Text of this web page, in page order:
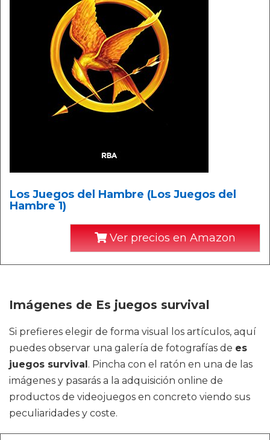
Los Juegos del Hambre (Los Juegos del
Hambre 1)
Ver precios en Amazon
Imágenes de Es juegos survival
Si prefieres elegir de forma visual los artículos, aquí
puedes observar una galería de fotografías de es
juegos survival. Pincha con el ratón en una de las
imágenes y pasarás a la adquisición online de
productos de videojuegos en concreto viendo sus
peculiaridades y coste.